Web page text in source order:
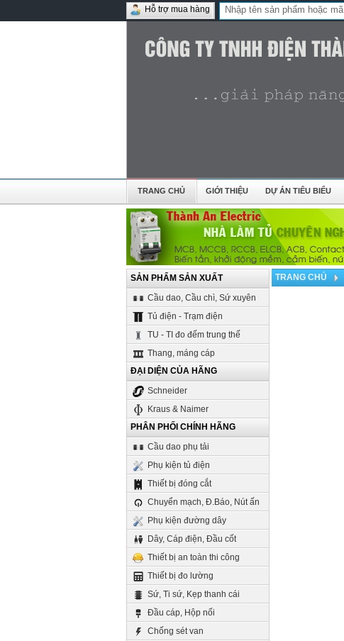
Hỗ trợ mua hàng
TRANG CHỦ GIỚI THIỆU DỰ ÁN TIÊU BIỂU
SẢN PHẨM SẢN XUẤT
Cầu dao, Cầu chì, Sứ xuyên
Tủ điện - Trạm điện
TU - TI đo đếm trung thế
Thang, máng cáp
ĐẠI DIỆN CỦA HÃNG
Schneider
Kraus & Naimer
PHÂN PHỐI CHÍNH HÃNG
Cầu dao phụ tải
Phụ kiện tủ điện
Thiết bị đóng cắt
Chuyển mạch, Đ.Báo, Nút ấn
Phụ kiện đường dây
Dây, Cáp điện, Đầu cốt
Thiết bị an toàn thi công
Thiết bị đo lường
Sứ, Ti sứ, Kẹp thanh cái
Đầu cáp, Hộp nối
Chống sét van
TRANG CHỦ